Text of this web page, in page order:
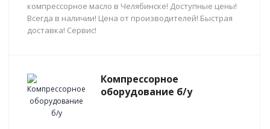
компрессорное масло в Челябинске! Доступные цены!
Всегда в наличии! Цена от производителей! Быстрая
доставка! Сервис!
Компрессорное
оборудование б/у